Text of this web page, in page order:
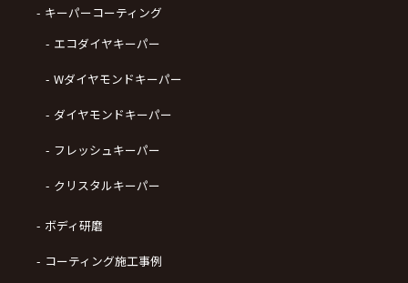
キーパーコーティング
エコダイヤキーパー
Wダイヤモンドキーパー
ダイヤモンドキーパー
フレッシュキーパー
クリスタルキーパー
ボディ研磨
コーティング施工事例